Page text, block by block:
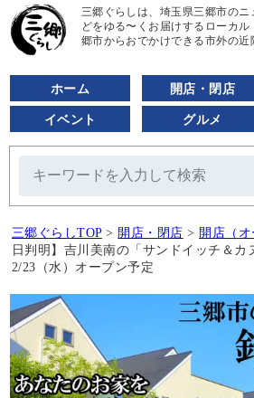
三郷ぐらしは、埼玉県三郷市の
どをゆる〜くお届けするローカ
郷市からおでかけできる市外の近
ホーム 開店・閉店
イベント グルメ
三郷ぐらしTOP > 開店・閉店 > 開店（オ
日判明】吉川美南の「サンドイッチ＆カ
2/23（水）オープン予定